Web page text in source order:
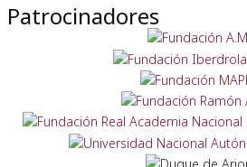
Patrocinadores